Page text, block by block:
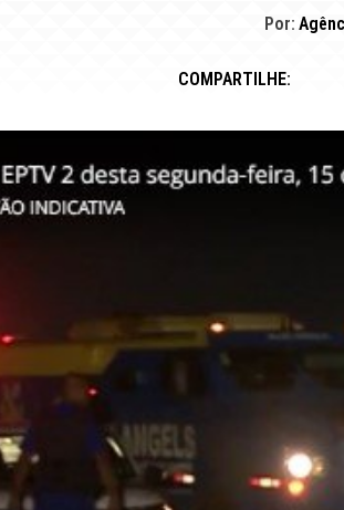
Por:
COMPARTILHE: